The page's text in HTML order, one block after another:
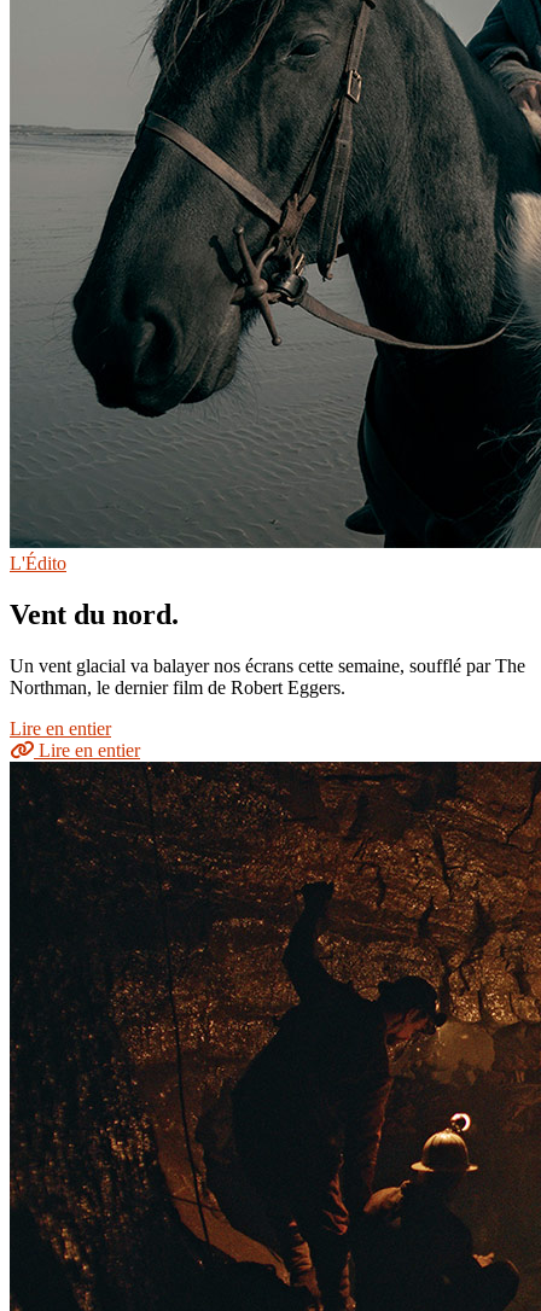
L'Édito
Vent du nord.
Un vent glacial va balayer nos écrans cette semaine, soufflé par The
Northman, le dernier film de Robert Eggers.
Lire en entier
Lire en entier